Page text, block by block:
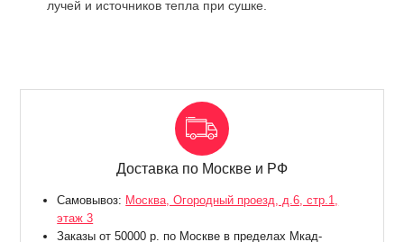
лучей и источников тепла при сушке.
Доставка по Москве и РФ
Самовывоз: Москва, Огородный проезд, д.6, стр.1,
этаж 3
Заказы от 50000 р. по Москве в пределах Мкад-